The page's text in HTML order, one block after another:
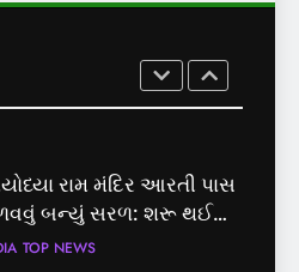
પર સ્થિર, EMI નહીં ઘટે
રામ મંદિર આરતી પાસ
બન્યું સરળ: શરૂ થઈ
સુવિધા, જાણો સંપૂર્ણ
TOP NEWS